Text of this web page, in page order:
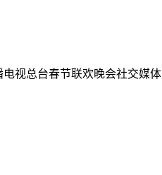
视总台春节联欢晚会社交媒体